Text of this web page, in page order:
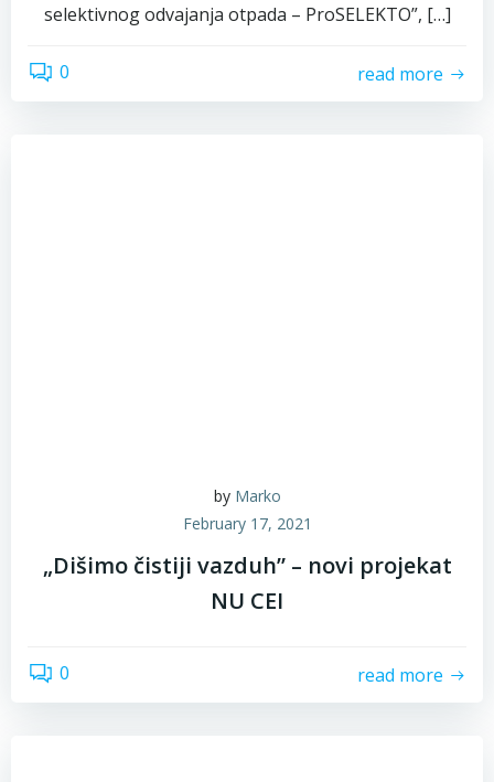
selektivnog odvajanja otpada – ProSELEKTO”, […]
0 read more
by Marko
February 17, 2021
„Dišimo čistiji vazduh” – novi projekat
NU CEI
0 read more